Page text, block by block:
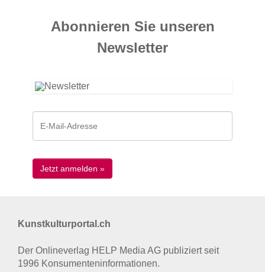
Abonnieren Sie unseren
News­letter
Kunstkulturportal.ch
Der Onlineverlag HELP Media AG publiziert seit
1996 Konsumenten­informationen.